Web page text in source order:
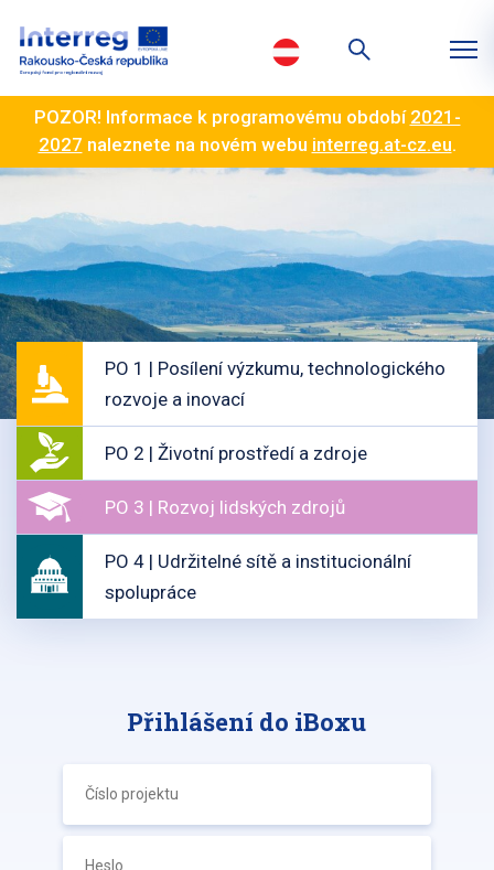
POZOR! Informace k programovému období 2021-
2027 naleznete na novém webu interreg.at-cz.eu.
PO 1 | Posílení výzkumu, technologického
rozvoje a inovací
PO 2 | Životní prostředí a zdroje
PO 3 | Rozvoj lidských zdrojů
PO 4 | Udržitelné sítě a institucionální
spolupráce
Přihlášení do iBoxu